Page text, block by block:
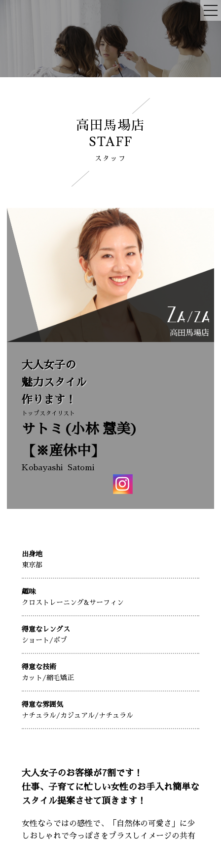
高田馬場店
STAFF
スタッフ
高田馬場店
大人女子の
魅力スタイル
作ります！
トップスタイリスト
サトミ(小林 慧美)
【※産休中】
Kobayashi Satomi
出身地
東京都
趣味
クロストレーニング&サーフィン
得意なレングス
ショート /ボブ
得意な技術
カット /縮毛矯正
得意な雰囲気
ナチュラル /カジュアル /ナチュラル
大人女子のお客様が7割です！
仕事、子育てに忙しい女性のお手入れ簡単な
スタイル提案させて頂きます！
女性ならではの感性で、「自然体の可愛さ」に少
しおしゃれで今っぽさをプラスしイメージの共有